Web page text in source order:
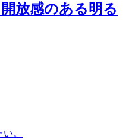
放感のある明る
。